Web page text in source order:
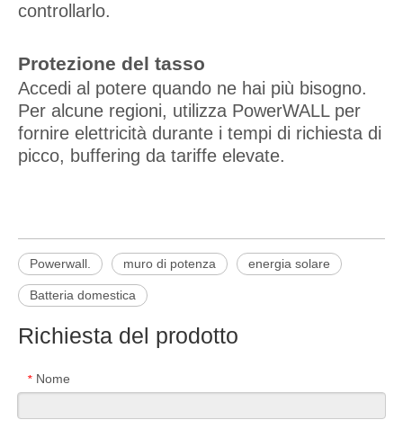
controllarlo.
Protezione del tasso
Accedi al potere quando ne hai più bisogno.
Per alcune regioni, utilizza PowerWALL per
fornire elettricità durante i tempi di richiesta di
picco, buffering da tariffe elevate.
Powerwall. muro di potenza energia solare
Batteria domestica
Richiesta del prodotto
* Nome